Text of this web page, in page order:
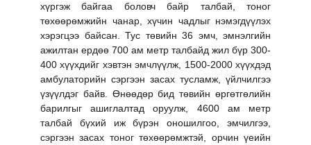
хүргэж байгаа боловч байр талбай, тоног
төхөөрөмжийн чанар, хүчин чадлыг нэмэгдүүлэх
хэрэгцээ байсан. Тус төвийн 36 эмч, эмнэлгийн
ажилтан ердөө 700 ам метр талбайд жил бүр 300-
400 хүүхдийг хэвтэн эмчлүүлж, 1500-2000 хүүхдэд
амбулаторийн сэргээн засах тусламж, үйлчилгээ
үзүүлдэг байв. Өнөөдөр бид төвийн өргөтгөлийн
барилгыг ашиглалтад оруулж, 4600 ам метр
талбай бүхий иж бүрэн оношилгоо, эмчилгээ,
сэргээн засах тоног төхөөрөмжтэй, орчин үеийн